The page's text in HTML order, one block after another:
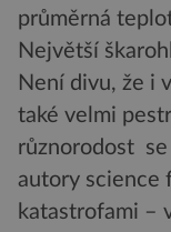
průměrná
Největší
Není divu, že i
také velmi
různorodost se
autory science
katastrofami –